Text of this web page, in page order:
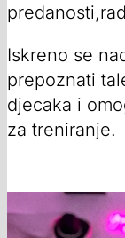
Iskreno se
prepoznati
djecaka i
za treniranje.